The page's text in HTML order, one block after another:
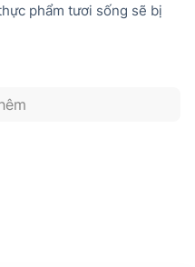
phẩm tươi sống sẽ bị